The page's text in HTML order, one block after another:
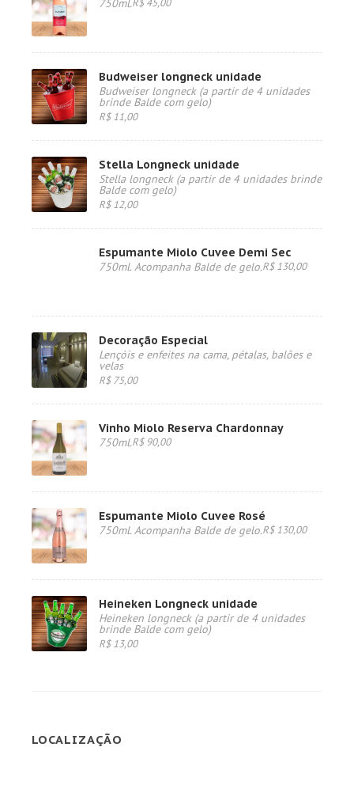
750ml.R$ 45,00
Budweiser longneck unidade
Budweiser longneck (a partir de 4 unidades
brinde Balde com gelo)
R$ 11,00
Stella Longneck unidade
Stella longneck (a partir de 4 unidades brinde
Balde com gelo)
R$ 12,00
Espumante Miolo Cuvee Demi Sec
750ml. Acompanha Balde de gelo.R$ 130,00
Decoração Especial
Lençóis e enfeites na cama, pétalas, balões e
velas
R$ 75,00
Vinho Miolo Reserva Chardonnay
750ml.R$ 90,00
Espumante Miolo Cuvee Rosé
750ml. Acompanha Balde de gelo.R$ 130,00
Heineken Longneck unidade
Heineken longneck (a partir de 4 unidades
brinde Balde com gelo)
R$ 13,00
LOCALIZAÇÃO